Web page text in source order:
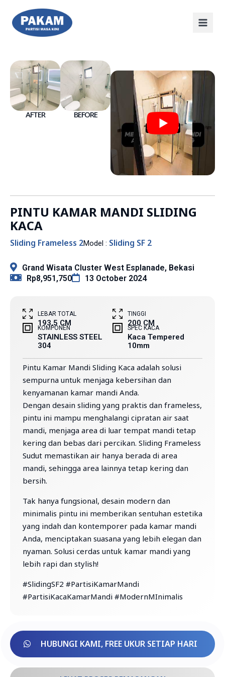
AFTER BEFORE
PINTU KAMAR MANDI SLIDING
KACA
Sliding Frameless 2Model : Sliding SF 2
Grand Wisata Cluster West Esplanade, Bekasi
Rp8,951,750
13 October 2024
LEBAR TOTAL
193,5 CM
TINGGI
200 CM
KOMPONEN
STAINLESS STEEL
304
SPEC KACA
Kaca Tempered
10mm
Pintu Kamar Mandi Sliding Kaca adalah solusi
sempurna untuk menjaga kebersihan dan
kenyamanan kamar mandi Anda.
Dengan desain sliding yang praktis dan frameless,
pintu ini mampu menghalangi cipratan air saat
mandi, menjaga area di luar tempat mandi tetap
kering dan bebas dari percikan. Sliding Frameless
Sudut memastikan air hanya berada di area
mandi, sehingga area lainnya tetap kering dan
bersih.
Tak hanya fungsional, desain modern dan
minimalis pintu ini memberikan sentuhan estetika
yang indah dan kontemporer pada kamar mandi
Anda, menciptakan suasana yang lebih elegan dan
nyaman. Solusi cerdas untuk kamar mandi yang
lebih rapi dan stylish!
#SlidingSF2 #PartisiKamarMandi
#PartisiKacaKamarMandi #ModernMInimalis
HUBUNGI KAMI, FREE UKUR SETIAP HARI